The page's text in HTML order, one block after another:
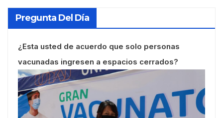
Pregunta Del Día
¿Esta usted de acuerdo que solo personas
vacunadas ingresen a espacios cerrados?